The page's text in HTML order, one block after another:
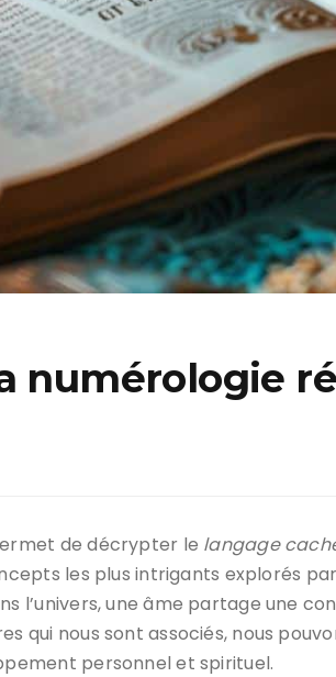
numérologie
de décrypter le langage
les plus intrigants explorés
l’univers, une âme partage une
qui nous sont associés, nous
personnel et spirituel.